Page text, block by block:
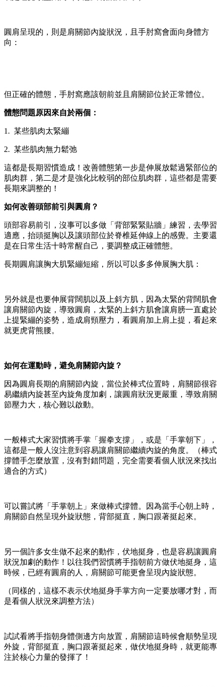
圓肩呈現的，則是肩關節內旋狀況，且手肘窩會面向身體方
向：
但正確的體態，手肘窩應該朝前並且肩關節位於正常體位。
體態問題原因來自於兩個：
1. 某些肌肉太緊繃
2. 某些肌肉無力鬆弛
這都是長期習慣造成！改善體態第一步是伸展放鬆過緊部位的
肌肉群，第二是才是強化比較弱的部位肌肉群，這些都是需要
長期來調整的！
如何改善頭部前引與圓肩？
頭部容易前引，沒事可以多做「背部緊緊貼牆」練習，去學習
適應，抬頭挺胸以及讓頭部位於脊椎延伸線上的感覺。主要還
是在日常生活十時常醒自己，要調整成正確體態。
長期圓肩讓胸大肌緊繃短縮，所以可以多多伸展胸大肌：
另外就是也要伸展背闊肌以及上斜方肌，因為太緊的背闊肌會
讓肩關節內旋，導致圓肩，太緊的上斜方肌會讓肩膀一直處於
上提緊繃的姿勢，造成肩頸壓力，看圓肩加上肩上提，看起來
就更虎背熊腰。
如何在運動時，避免肩關節內旋？
因為圓肩長期的肩關節內旋，當位於棒式位置時，肩關節很容
易繼續內旋甚至內旋角度加劇，讓圓肩狀況更嚴重，導致肩關
節壓力大，核心難以啟動。
一般棒式大家習慣將手掌「握拳支撐」，或是「手掌朝下」，
這都是一般人沒注意到容易讓肩關節繼續內旋的角度。（棒式
撐體手怎麼放置，沒有對錯問題，完全需要看個人狀況來找出
適合的方式）
可以嘗試將「手掌朝上」來做棒式撐體。因為當手心朝上時，
肩關節自然呈現外旋狀態，背部挺直，胸口跟著挺起來。
另一個許多女生做不起來的動作，伏地挺身，也是容易讓圓肩
狀況加劇的動作！以往我們習慣將手指朝前方做伏地挺身，這
時候，已經有圓肩的人，肩關節可能更會呈現內旋狀態。
（同樣的，這樣不表示伏地挺身手掌方向一定要放哪才對，而
是看個人狀況來調整方法）
試試看將手指朝身體側邊方向放置，肩關節這時候會順勢呈現
外旋，背部挺直，胸口跟著挺起來，做伏地挺身時，就更能專
注於核心力量的發揮了！